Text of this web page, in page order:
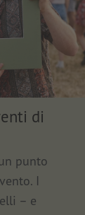
di
punto
I
– e